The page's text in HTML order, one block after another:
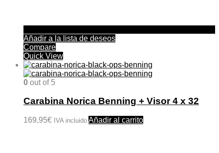
Añadir a la lista de deseos
Compare
Quick View
0 out of 5
Carabina Norica Benning + Visor 4 x 32
169,95€ IVA incluido Añadir al carrito